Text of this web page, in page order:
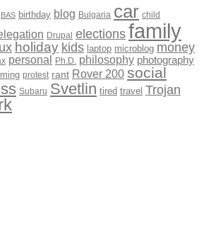
BAS birthday blog Bulgaria car child
Drupal elections family
holiday kids laptop microblog money
personal Ph.D. philosophy photography
protest rant Rover 200 social
Subaru Svetlin tired travel Trojan